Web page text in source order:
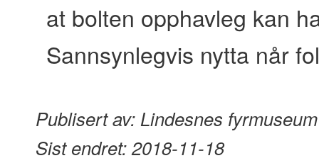
at bolten opphavleg kan
Sannsynlegvis nytta når
Publisert av: Lindesnes fyrmuseum
Sist endret:2018-11-18